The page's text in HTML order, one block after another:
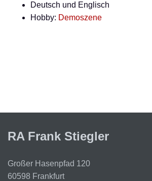
Deutsch und Englisch
Hobby: Demoszene
RA Frank Stiegler
Großer Hasenpfad 120
60598 Frankfurt